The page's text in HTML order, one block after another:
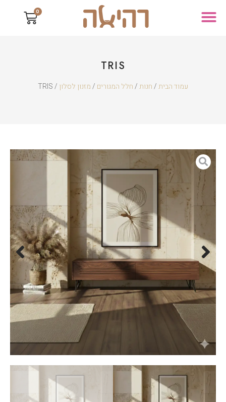
0
TRIS
עמוד הבית/חנות/חלל המגורים /מזנון לסלון / TRIS